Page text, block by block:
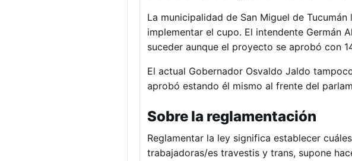
La municipalidad de San Miguel de
implementar el cupo. El intendente Germán
suceder aunque el proyecto se aprobó con
El actual Gobernador Osvaldo Jaldo
aprobó estando él mismo al frente del
Sobre la reglamentación
Reglamentar la ley significa establecer
trabajadoras/es travestis y trans, supone